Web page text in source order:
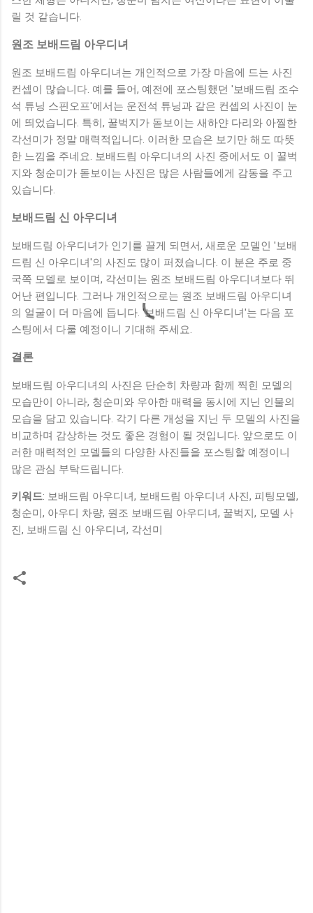
릴 것 같습니다.
원조 보배드림 아우디녀
원조 보배드림 아우디녀는 개인적으로 가장 마음에 드는 사진
컨셉이 많습니다. 예를 들어, 예전에 포스팅했던 '보배드림 조수
석 튜닝 스핀오프'에서는 운전석 튜닝과 같은 컨셉의 사진이 눈
에 띄었습니다. 특히, 꿀벅지가 돋보이는 새하얀 다리와 아찔한
각선미가 정말 매력적입니다. 이러한 모습은 보기만 해도 따뜻
한 느낌을 주네요. 보배드림 아우디녀의 사진 중에서도 이 꿀벅
지와 청순미가 돋보이는 사진은 많은 사람들에게 감동을 주고
있습니다.
보배드림 신 아우디녀
보배드림 아우디녀가 인기를 끌게 되면서, 새로운 모델인 '보배
드림 신 아우디녀'의 사진도 많이 퍼졌습니다. 이 분은 주로 중
국쪽 모델로 보이며, 각선미는 원조 보배드림 아우디녀보다 뛰
어난 편입니다. 그러나 개인적으로는 원조 보배드림 아우디녀
의 얼굴이 더 마음에 듭니다. '보배드림 신 아우디녀'는 다음 포
스팅에서 다룰 예정이니 기대해 주세요.
결론
보배드림 아우디녀의 사진은 단순히 차량과 함께 찍힌 모델의
모습만이 아니라, 청순미와 우아한 매력을 동시에 지닌 인물의
모습을 담고 있습니다. 각기 다른 개성을 지닌 두 모델의 사진을
비교하며 감상하는 것도 좋은 경험이 될 것입니다. 앞으로도 이
러한 매력적인 모델들의 다양한 사진들을 포스팅할 예정이니
많은 관심 부탁드립니다.
키워드: 보배드림 아우디녀, 보배드림 아우디녀 사진, 피팅모델,
청순미, 아우디 차량, 원조 보배드림 아우디녀, 꿀벅지, 모델 사
진, 보배드림 신 아우디녀, 각선미